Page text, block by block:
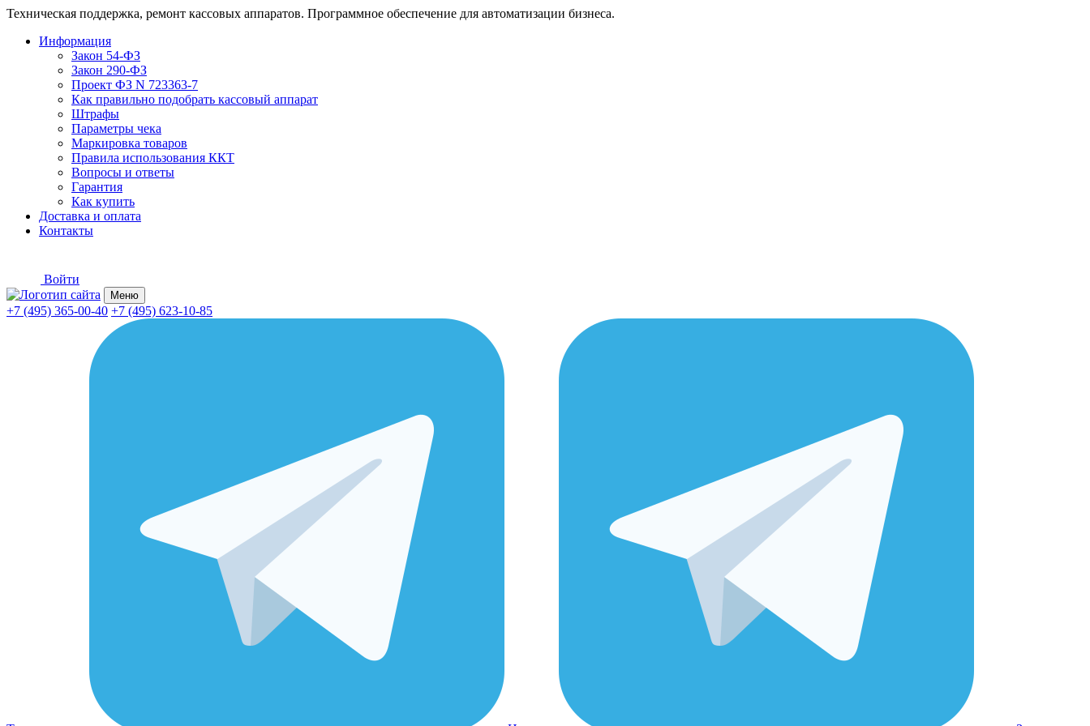
Техническая поддержка, ремонт кассовых аппаратов. Программное обеспечение для автоматизации бизнеса.
Информация
Закон 54-ФЗ
Закон 290-ФЗ
Проект ФЗ N 723363-7
Как правильно подобрать кассовый аппарат
Штрафы
Параметры чека
Маркировка товаров
Правила использования ККТ
Вопросы и ответы
Гарантия
Как купить
Доставка и оплата
Контакты
Войти
Меню
+7 (495) 365-00-40 +7 (495) 623-10-85